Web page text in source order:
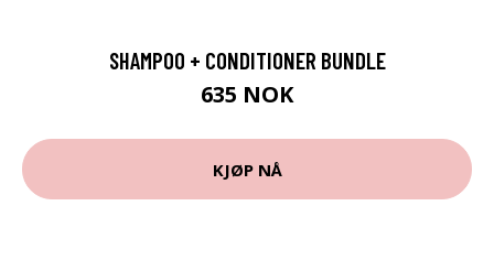
SHAMPOO + CONDITIONER BUNDLE
635 NOK
KJØP NÅ